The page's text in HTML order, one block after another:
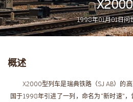
X2000
1998年01月01日问
概述
X2000型列车是瑞典铁路（SJ AB）的
国于1998年引进了一列，命名为“新时速”